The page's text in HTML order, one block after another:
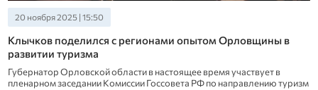
20 ноября 2025 | 15:50
Клычков поделился с регионами опытом Орловщины в
развитии туризма
Губернатор Орловской области в настоящее время участвует в
пленарном заседании Комиссии Госсовета РФ по направлению туризм